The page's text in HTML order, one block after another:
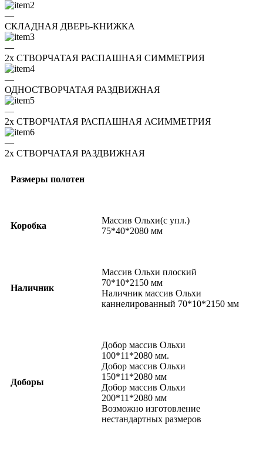
—
СКЛАДНАЯ ДВЕРЬ-КНИЖКА
—
2x СТВОРЧАТАЯ РАСПАШНАЯ СИММЕТРИЯ
—
ОДНОСТВОРЧАТАЯ РАЗДВИЖНАЯ
—
2x СТВОРЧАТАЯ РАСПАШНАЯ АСИММЕТРИЯ
—
2x СТВОРЧАТАЯ РАЗДВИЖНАЯ
Размеры полотен
Коробка
Массив Ольхи(с упл.)
75*40*2080 мм
Наличник
Массив Ольхи плоский
70*10*2150 мм
Наличник массив Ольхи
каннелированный 70*10*2150 мм
Доборы
Добор массив Ольхи
100*11*2080 мм.
Добор массив Ольхи
150*11*2080 мм
Добор массив Ольхи
200*11*2080 мм
Возможно изготовление
нестандартных размеров